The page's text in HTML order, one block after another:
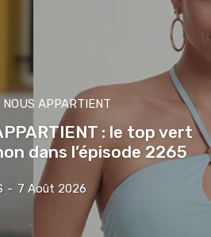
APPARTIENT
: le top vert
dans l’épisode 2265
- 7 Août 2026